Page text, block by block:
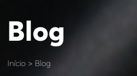
Blog
Início > Blog